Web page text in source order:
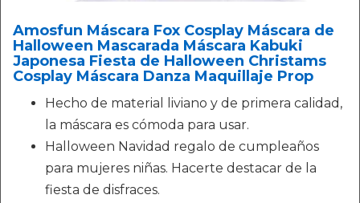
Amosfun Máscara Fox Cosplay Máscara de
Halloween Mascarada Máscara Kabuki
Japonesa Fiesta de Halloween Christams
Cosplay Máscara Danza Maquillaje Prop
Hecho de material liviano y de primera calidad,
la máscara es cómoda para usar.
Halloween Navidad regalo de cumpleaños
para mujeres niñas. Hacerte destacar de la
fiesta de disfraces.